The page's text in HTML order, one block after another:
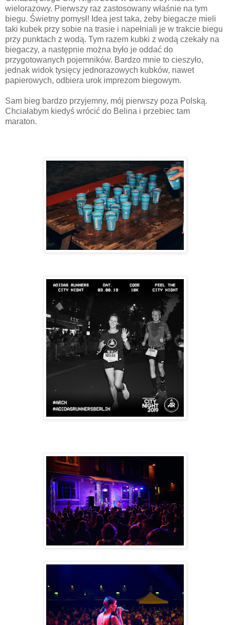
wielorazowy. Pierwszy raz zastosowany właśnie na tym
biegu. Świetny pomysł! Idea jest taka, żeby biegacze mieli
taki kubek przy sobie na trasie i napełniali je w trakcie biegu
przy punktach z wodą. Tym razem kubki z wodą czekały na
biegaczy, a następnie można było je oddać do
przygotowanych pojemników. Bardzo mnie to cieszyło,
jednak widok tysięcy jednorazowych kubków, nawet
papierowych, odbiera urok imprezom biegowym.
Sam bieg bardzo przyjemny, mój pierwszy poza Polską.
Chciałabym kiedyś wrócić do Belina i przebiec tam
maraton.